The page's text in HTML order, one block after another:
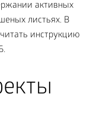
активных
листьях. В
инструкцию